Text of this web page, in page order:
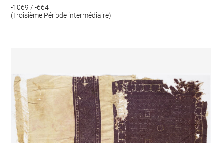
-1069 / -664
(Troisième Période intermédiaire)